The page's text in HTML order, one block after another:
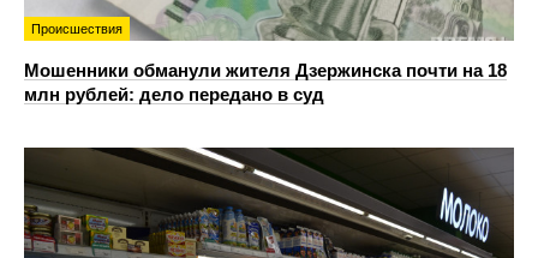
Происшествия
Мошенники обманули жителя Дзержинска почти на 18
млн рублей: дело передано в суд